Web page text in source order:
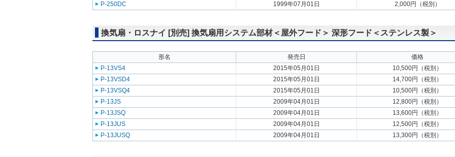
P-250DC
1999年07月01日 2,000円（税別）
換気扇・ロスナイ [別売] 換気扇用システム部材＜屋外フード＞ 深形フード＜ステンレス製＞
形名 発売日
価格
P-13VS4
2015年05月01日
10,500円（税別）
P-13VSD4
2015年05月01日
14,700円（税別）
P-13VSQ4
2015年05月01日
10,500円（税別）
P-13JS
2009年04月01日
12,800円（税別）
P-13JSQ
2009年04月01日
13,600円（税別）
P-13JUS
2009年04月01日
12,500円（税別）
P-13JUSQ
2009年04月01日 13,300円（税別）